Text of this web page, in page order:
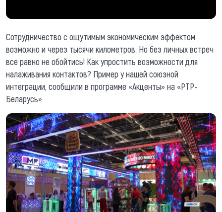
Сотрудничество с ощутимым экономическим эффектом
возможно и через тысячи километров. Но без личных встреч
все равно не обойтись! Как упростить возможности для
налаживания контактов? Пример у нашей союзной
интеграции, сообщили в программе «Акценты» на «РТР-
Беларусь».